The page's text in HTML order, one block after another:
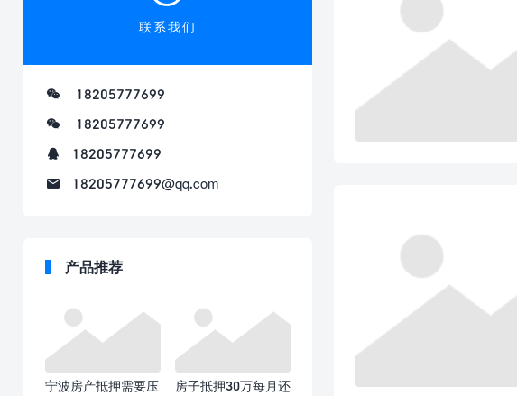
联系我们
18205777699
18205777699
18205777699
18205777699@qq.com
产品推荐
宁波房产抵押需要压
房子抵押30万每月还